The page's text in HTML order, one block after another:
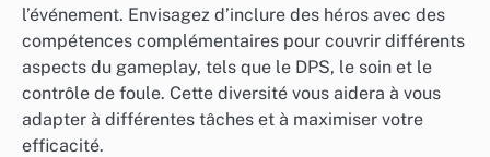
l’événement. Envisagez d’inclure des héros avec des
compétences complémentaires pour couvrir différents
aspects du gameplay, tels que le DPS, le soin et le
contrôle de foule. Cette diversité vous aidera à vous
adapter à différentes tâches et à maximiser votre
efficacité.